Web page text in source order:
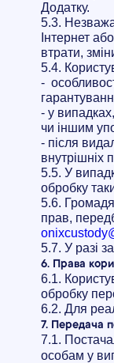
Додатку.
5.3.
Інтернет
втрати,
5.4.
-
- у
чи іншим
- після
внутрішніх
5.5. У
обробку
5.6.
прав,
5.7. У разі
6. Права
6.1.
обробку
6.2. Для
7. Передача
7.1.
особам у